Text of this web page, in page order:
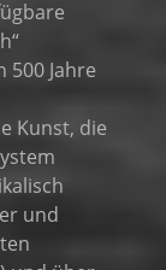
Jahre
Kunst, die
und